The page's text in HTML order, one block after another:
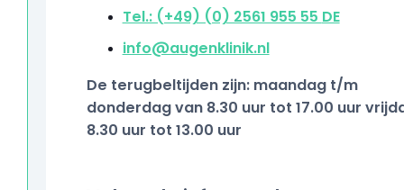
Tel.: (+49) (0) 2561 955 55 DE
info@augenklinik.nl
De terugbeltijden zijn: maandag t/m
donderdag van 8.30 uur tot 17.00 uur
8.30 uur tot 13.00 uur